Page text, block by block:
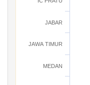
JABAR
JAWA TIMUR
MEDAN